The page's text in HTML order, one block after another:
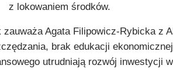
z lokowaniem środków.
zauważa Agata Filipowicz-Rybicka z
brak edukacji
utrudniają rozwój inwestycji